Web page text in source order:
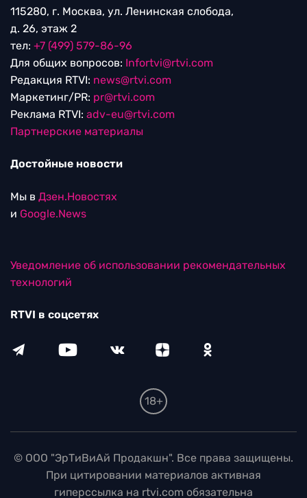
115280, г. Москва, ул. Ленинская слобода,
д. 26, этаж 2
тел: +7 (499) 579-86-96
Для общих вопросов: Infortvi@rtvi.com
Редакция RTVI: news@rtvi.com
Маркетинг/PR: pr@rtvi.com
Реклама RTVI: adv-eu@rtvi.com
Партнерские материалы
Достойные новости
Мы в Дзен.Новостях
и Google.News
Уведомление об использовании рекомендательных
технологий
RTVI в соцсетях
18+
© ООО "ЭрТиВиАй Продакшн". Все права защищены.
При цитировании материалов активная
гиперссылка на rtvi.com обязательна